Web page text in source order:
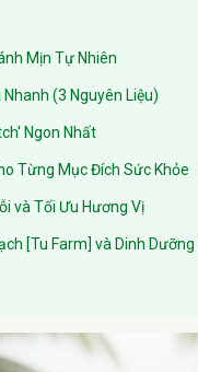
Mịn Tự Nhiên
(3 Nguyên Liệu)
Ngon Nhất
Từng Mục Đích Sức Khỏe
và Tối Ưu Hương Vị
[Tu Farm] và Dinh